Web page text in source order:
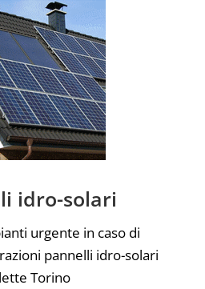
idro-solari
urgente in caso di
pannelli idro-solari
Torino